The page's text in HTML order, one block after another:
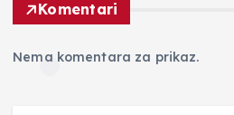
Komentari
Nema komentara za prikaz.